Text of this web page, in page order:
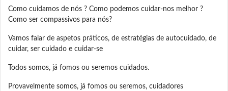
Como cuidamos de nós ? Como podemos cuidar-nos melhor ?
Como ser compassivos para nós?
Vamos falar de aspetos práticos, de estratégias de autocuidado, de
cuidar, ser cuidado e cuidar-se
Todos somos, já fomos ou seremos cuidados.
Provavelmente somos, já fomos ou seremos, cuidadores